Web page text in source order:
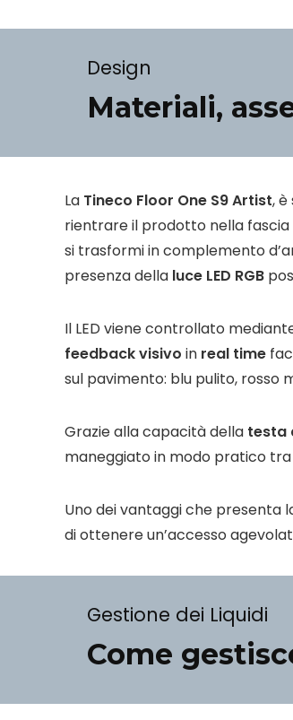
Design
Materiali,
La Tineco Floor One S9 Artist,
rientrare il prodotto nella
si trasformi in complemento
presenza della luce LED RGB
Il LED viene controllato
feedbackvisivo in real time
sul pavimento: blu pulito, rosso
Grazie alla capacità della testa
maneggiato in modo pratico
Uno dei vantaggi che presenta
di ottenere un’accesso
Gestione dei Liquidi
Come